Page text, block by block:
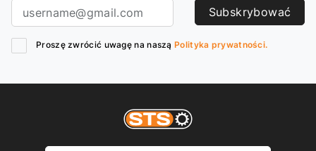
Subskrybować
Proszę zwrócić uwagę na naszą Polityka prywatności.